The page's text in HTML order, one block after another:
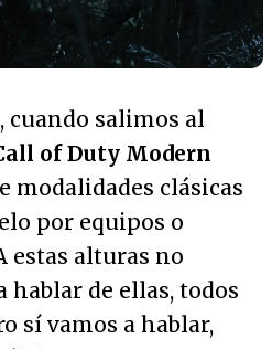
cuando salimos al
of Duty Modern
modalidades clásicas
por equipos o
estas alturas no
hablar de ellas, todos
sí vamos a hablar,